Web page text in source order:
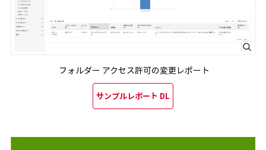
フォルダー アクセス許可の変更レポート
サンプルレポート DL